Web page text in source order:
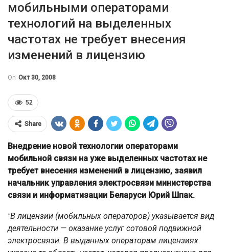
мобильными операторами
технологий на выделенных
частотах не требует внесения
изменений в лицензию
On Окт 30, 2008
52
Share
Внедрение новой технологии операторами
мобильной связи на уже выделенных частотах не
требует внесения изменений в лицензию, заявил
начальник управления электросвязи министерства
связи и информатизации Беларуси Юрий Шпак.
"В лицензии (мобильных операторов) указывается вид
деятельности — оказание услуг сотовой подвижной
электросвязи. В выданных операторам лицензиях